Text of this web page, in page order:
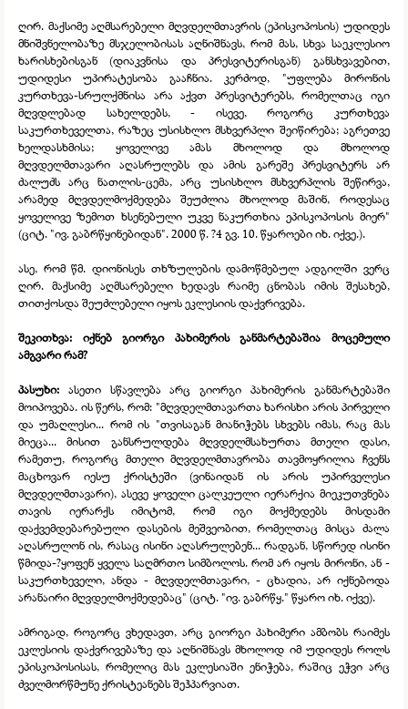
ღირ. მაქსიმე აღმსარებელი მღვდელმთავრის (ეპისკოპოსის) უდიდეს
მნიშვნელობაზე მსჯელობისას აღნიშნავს, რომ მას, სხვა საეკლესიო
ხარისხებისგან (დიაკვნისა და პრესვიტერისგან) განსხვავებით,
უდიდესი უპირატესობა გააჩნია. კერძოდ, "უფლება მირონის
კურთხევა-სრულქმნისა არა აქვთ პრესვიტერებს, რომელთაც იგი
მღვდლებად სახელდებს, -
ისევე, როგორც კურთხევა
საკურთხეველთა, რაზეც უსისხლო მსხვერპლი შეიწირება; აგრეთვე
ხელდასხმისა; ყოველივე ამას მხოლოდ და მხოლოდ
მღვდელმთავარი აღასრულებს და ამის გარეშე პრესვიტერს არ
ძალუძს არც ნათლის-ცემა, არც უსისხლო მსხვერპლის შეწირვა,
არამედ მღვდელმოქმედება შეუძლია მხოლოდ მაშინ, როდესაც
ყოველივე ზემოთ ხსენებული უკვე ნაკურთხია ეპისკოპოსის მიერ"
(ციტ. "ივ. გაბრწყინებიდან". 2000 წ. ?4 გვ. 10. წყაროები იხ. იქვე.).
ასე, რომ წმ. დიონისეს თხზულების დამოწმებულ ადგილში ვერც
ღირ. მაქსიმე აღმსარებელი ხედავს რაიმე ცნობას იმის შესახებ,
თითქოსდა შეუძლებელი იყოს ეკლესიის დაქვრივება.
შეკითხვა: იქნებ გიორგი პახიმერის განმარტებაშია მოცემული
ამგვარი რამ?
პასუხი: ასეთი სწავლება არც გიორგი პახიმერის განმარტებაში
მოიპოვება. ის წერს, რომ: "მღვდელმთავართა ხარისხი არის პირველი
და უმაღლესი... რომ ის "თვისაგან მიანიჭებს სხვებს იმას, რაც მას
მიეცა... მისით განსრულდება მღვდელმსახურთა მთელი დასი,
რამეთუ, როგორც მთელი მღვდელმთავრობა თავმოყრილია ჩვენს
მაცხოვარ იესუ ქრისტეში (ვინაიდან ის არის უპირველესი
მღვდელმთავარი), ასევე ყოველი ცალკეული იერარქია მიეკუთვნება
თავის იერარქს იმიტომ, რომ იგი მოქმედებს მისდამი
დაქვემდებარებული დასების მეშვეობით, რომელთაც მისცა ძალა
აღასრულონ ის, რასაც ისინი აღასრულებენ... რადგან, სწორედ ისინი
წმიდა-?ყოფენ ყველა საღმრთო სიმბოლოს. რომ არ იყოს მირონი, ან -
საკურთხეველი, ანდა - მღვდელმთავარი, - ცხადია, არ იქნებოდა
არანაირი მღვდელმოქმედებაც" (ციტ. "ივ. გაბრწყ." წყარო იხ. იქვე).
ამრიგად, როგორც ვხედავთ, არც გიორგი პახიმერი ამბობს რაიმეს
ეკლესიის დაქვრივებაზე და აღნიშნავს მხოლოდ იმ უდიდეს როლს
ეპისკოპოსისას, რომელიც მას ეკლესიაში ენიჭება, რაშიც ეჭვი არც
ძველმორწმუნე ქრისტეანებს შეჰპარვიათ.